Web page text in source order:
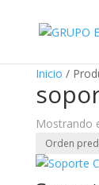
Inicio /
Mostrando